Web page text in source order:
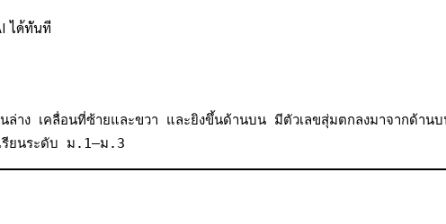
ได้ทันที
าง เคลื่อนที่ซ้ายและขวา และยิงขึ้นด้านบน มีตัวเลขสุ่มตกลงมาจากด้าน
เรียนระดับ ม.1–ม.3